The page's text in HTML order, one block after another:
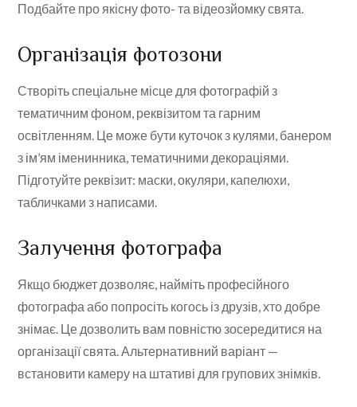
Подбайте про якісну фото- та відеозйомку свята.
Організація фотозони
Створіть спеціальне місце для фотографій з
тематичним фоном, реквізитом та гарним
освітленням. Це може бути куточок з кулями, банером
з ім’ям іменинника, тематичними декораціями.
Підготуйте реквізит: маски, окуляри, капелюхи,
табличками з написами.
Залучення фотографа
Якщо бюджет дозволяє, найміть професійного
фотографа або попросіть когось із друзів, хто добре
знімає. Це дозволить вам повністю зосередитися на
організації свята. Альтернативний варіант —
встановити камеру на штативі для групових знімків.